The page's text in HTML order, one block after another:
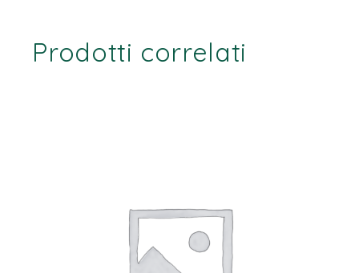
Prodotti correlati